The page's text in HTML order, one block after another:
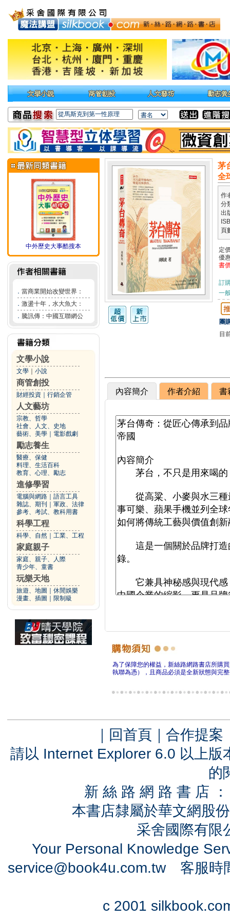
中外歷史大事酷搜本
． 當商業開始改變世界：
． 激盪十年，水大魚大：
． 騰訊傳：中國互聯網公
文學小說
文學 小說
商管創投
財經投資 行銷企管
人文藝坊
宗教、哲學
社會、人文、史地
藝術、美學
電影戲劇
勵志養生
醫療、保健
料理、生活百科
教育、心理、勵志
進修學習
電腦與網路
語言工具
雜誌、期刊
軍政、法律
參考、考試、教科用書
科學工程
科學、自然 工業、工程
家庭親子
家庭、親子、人際
青少年、童書
玩樂天地
旅遊、地圖
休閒娛樂
漫畫、插圖
限制級
茅
全
作
分
出
頁
定
優
書
訂
一
團
目
內容簡介 作者介紹 書
為了保障您的權益，新絲路網路書店所購
執聯為憑），且商品必須是全新狀態與完
｜ 回首頁 ｜ 合作提案
請以 Internet Explorer 6.0 以上
的
新 絲 路 網 路 書 店
本書店隸屬於華文網股
采舍國際有
Your Personal Knowledge
service@book4u.com.tw客服時
c 2001